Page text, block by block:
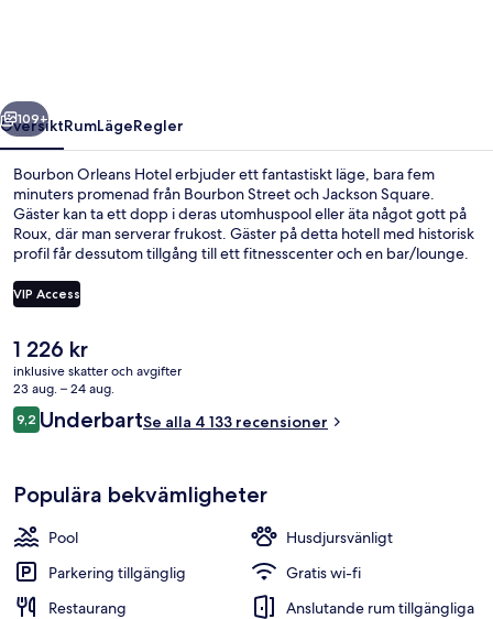
Nästa
109+
ÖversiktRumLägeRegler
Bourbon Orleans Hotel erbjuder ett fantastiskt läge, bara fem
minuters promenad från Bourbon Street och Jackson Square.
Gäster kan ta ett dopp i deras utomhuspool eller äta något gott på
Roux, där man serverar frukost. Gäster på detta hotell med historisk
profil får dessutom tillgång till ett fitnesscenter och en bar/lounge.
personalen. Kollektivtrafik finns i närheten. Till Dumaine St Station
tar det 6 minuter att gå och till Ursulines Ave hållplats är det 9
VIP Access
Det
nuvarande
priset
är
1 226 kr
1 226 kr
inklusive skatter och avgifter
23 aug. – 24 aug.
Recensioner
9,29,2 av 10,
UnderbartSe alla 4 133 recensioner
Populära bekvämligheter
Pool
Husdjursvänligt
Parkering tillgänglig
Gratis wi-fi
Restaurang
Anslutande rum tillgängliga